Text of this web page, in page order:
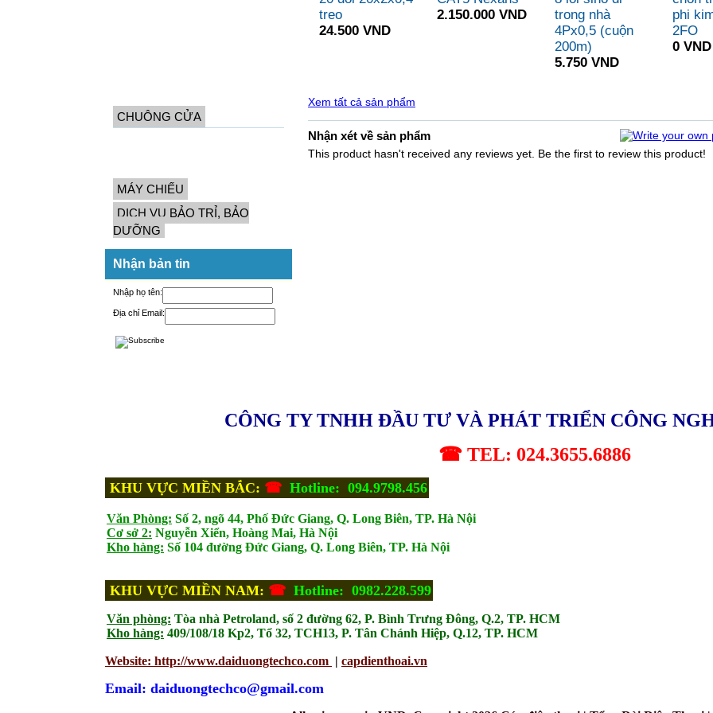
CHUÔNG CỬA
MÁY CHIẾU
DỊCH VỤ BẢO TRỈ, BẢO
DƯỠNG
Nhận bản tin
Nhập họ tên:
Địa chỉ Email:
treo
24.500 VND
2.150.000 VND
trong nhà
4Px0,5 (cuộn
200m)
5.750 VND
phi
2FO
0 VND
Xem tất cả sản phẩm
Nhận xét về sản phẩm
This product hasn't received any reviews yet. Be the first to review this product!
CÔNG TY TNHH ĐẦU TƯ VÀ PHÁT TRIỂN CÔNG
☎ TEL: 024.3655.6886
KHU VỰC MIỀN BẮC: ☎ Hotline: 094.9798.456
Văn Phòng: Số 2, ngõ 44, Phố Đức Giang, Q. Long Biên, TP. Hà Nội
Cơ sở 2: Nguyễn Xiển, Hoàng Mai, Hà Nội
Kho hàng: Số 104 đường Đức Giang, Q. Long Biên, TP. Hà Nội
KHU VỰC MIỀN NAM: ☎ Hotline: 0982.228.599
Văn phòng: Tòa nhà Petroland, số 2 đường 62, P. Bình Trưng Đông, Q.2, TP. HCM
Kho hàng: 409/108/18 Kp2, Tổ 32, TCH13, P. Tân Chánh Hiệp, Q.12, TP. HCM
Website: http://www.daiduongtechco.com | capdienthoai.vn
Email: daiduongtechco@gmail.com